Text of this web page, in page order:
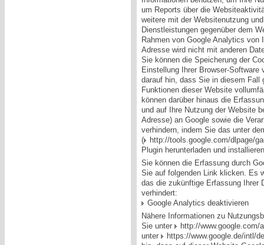
um Reports über die
weitere mit der Websitenutzung
Dienstleistungen gegenüber dem
Rahmen von Google Analytics von
Adresse wird nicht mit anderen
Sie können die Speicherung der
Einstellung Ihrer Browser-
darauf hin, dass Sie in diesem Fall
Funktionen dieser Website
können darüber hinaus die
und auf Ihre Nutzung der Website
Adresse) an Google sowie die
verhindern, indem Sie das unter
(
http://tools.google.com/dlpage/
Plugin herunterladen und
Sie können die Erfassung durch
Sie auf folgenden Link klicken. Es
das die zukünftige Erfassung Ihrer
verhindert:
Google Analytics deaktivieren
Nähere Informationen zu
Sie unter
http://
unter
https://www.google.de/intl/